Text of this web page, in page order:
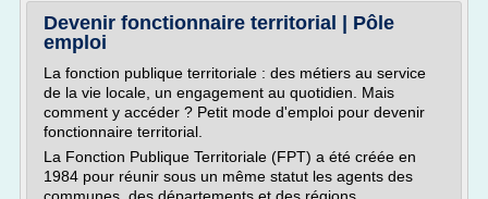
Devenir fonctionnaire territorial | Pôle
emploi
La fonction publique territoriale : des métiers au service
de la vie locale, un engagement au quotidien. Mais
comment y accéder ? Petit mode d'emploi pour devenir
fonctionnaire territorial.
La Fonction Publique Territoriale (FPT) a été créée en
1984 pour réunir sous un même statut les agents des